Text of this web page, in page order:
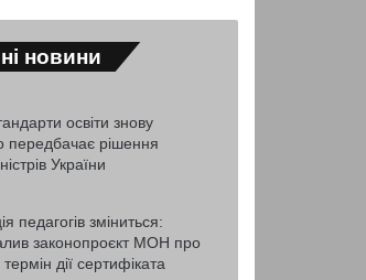
новини
освіти знову
передбачає рішення
України
педагогів зміниться:
законопроєкт МОН про
термін дії сертифіката